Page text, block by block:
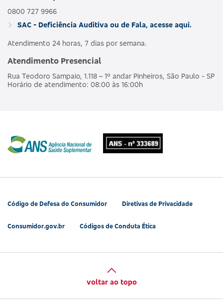
0800 727 9966
SAC - Deficiência Auditiva ou de Fala, acesse aqui.
Atendimento 24 horas, 7 dias por semana.
Atendimento Presencial
Rua Teodoro Sampaio, 1.118 – 1º andar Pinheiros, São Paulo - SP
Horário de atendimento: 08:00 às 16:00h
Código de Defesa do Consumidor Diretivas de Privacidade
Consumidor.gov.br Códigos de Conduta Ética
voltar ao topo